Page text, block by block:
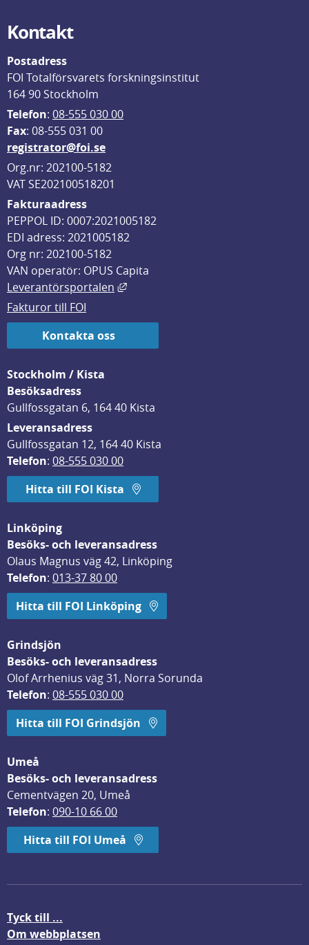
Kontakt
Postadress
FOI Totalförsvarets forskningsinstitut
164 90 Stockholm
Telefon: 08-555 030 00
Fax: 08-555 031 00
registrator@foi.se
Org.nr: 202100-5182
VAT SE202100518201
Fakturaadress
PEPPOL ID: 0007:2021005182
EDI adress: 2021005182
Org nr: 202100-5182
VAN operatör: OPUS Capita
Leverantörsportalen
Länk till annan webbplats, öppnas
Fakturor till FOI
Kontakta oss
Stockholm / Kista
Besöksadress
Gullfossgatan 6, 164 40 Kista
Leveransadress
Gullfossgatan 12, 164 40 Kista
Telefon: 08-555 030 00
Hitta till FOI Kista
Linköping
Besöks- och leveransadress
Olaus Magnus väg 42, Linköping
Telefon: 013-37 80 00
Hitta till FOI Linköping
Grindsjön
Besöks- och leveransadress
Olof Arrhenius väg 31, Norra Sorunda
Telefon: 08-555 030 00
Hitta till FOI Grindsjön
Umeå
Besöks- och leveransadress
Cementvägen 20, Umeå
Telefon: 090-10 66 00
Hitta till FOI Umeå
Tyck till ...
Om webbplatsen